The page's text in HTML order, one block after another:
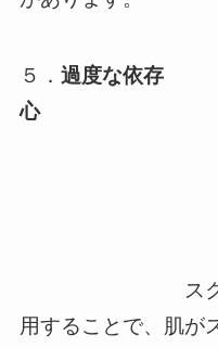
５． 過度な依存
心
スクラブ洗
用することで、肌が